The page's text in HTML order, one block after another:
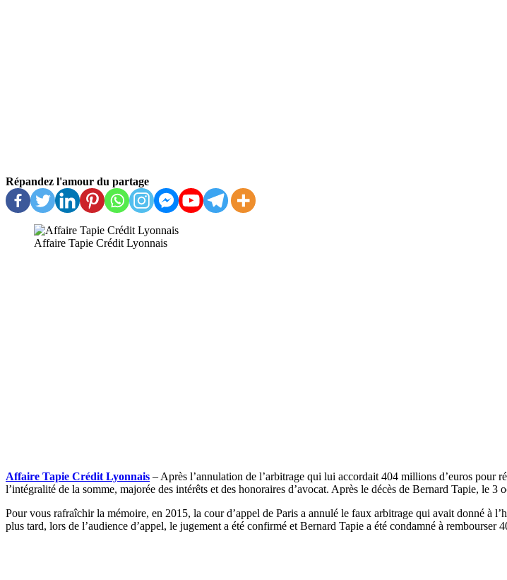
Répandez l'amour du partage
Affaire Tapie Crédit Lyonnais
Affaire Tapie Crédit Lyonnais – Après l’annulation de l’arbitrage qui lui accordait 404 millions d’euros pour
l’intégralité de la somme, majorée des intérêts et des honoraires d’avocat. Après le décès de Bernard Tapie, le
Pour vous rafraîchir la mémoire, en 2015, la cour d’appel de Paris a annulé le faux arbitrage qui avait donné à
plus tard, lors de l’audience d’appel, le jugement a été confirmé et Bernard Tapie a été condamné à rembourser